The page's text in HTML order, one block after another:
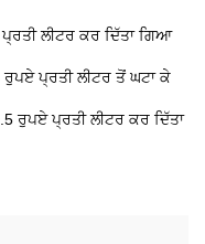
ਲੀਟਰ ਕਰ ਦਿੱਤਾ ਗਿਆ
ਪ੍ਰਤੀ ਲੀਟਰ ਤੋਂ ਘਟਾ ਕੇ
ਰੁਪਏ ਪ੍ਰਤੀ ਲੀਟਰ ਕਰ ਦਿੱਤਾ